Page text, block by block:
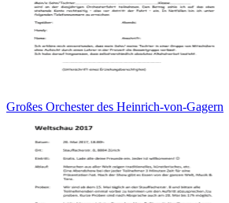
Großes Orchester des Heinrich-von-Gagern